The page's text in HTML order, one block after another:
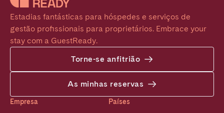
Estadias fantásticas para hóspedes e serviços de
gestão profissionais para proprietários. Embrace your
stay com a GuestReady.
Torne-se anfitrião
As minhas reservas
Empresa Países